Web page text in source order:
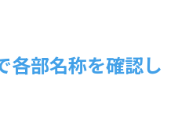
各部名称を確認し